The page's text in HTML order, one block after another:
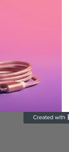
te lo
que
durante
productos
quieras.